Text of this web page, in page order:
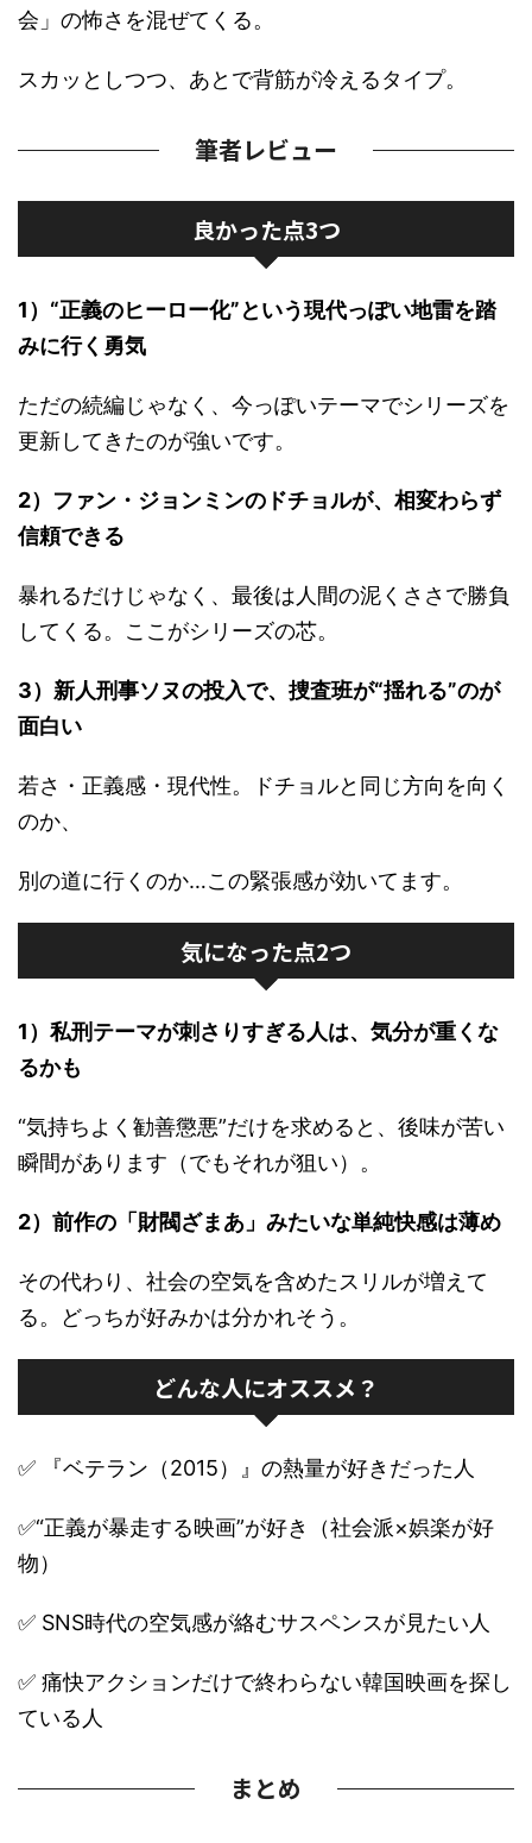
会」の怖さを混ぜてくる。
スカッとしつつ、あとで背筋が冷えるタイプ。
筆者レビュー
良かった点3つ
1）“正義のヒーロー化”という現代っぽい地雷を踏
みに行く勇気
ただの続編じゃなく、今っぽいテーマでシリーズを
更新してきたのが強いです。
2）ファン・ジョンミンのドチョルが、相変わらず
信頼できる
暴れるだけじゃなく、最後は人間の泥くささで勝負
してくる。ここがシリーズの芯。
3）新人刑事ソヌの投入で、捜査班が“揺れる”のが
面白い
若さ・正義感・現代性。ドチョルと同じ方向を向く
のか、
別の道に行くのか…この緊張感が効いてます。
気になった点2つ
1）私刑テーマが刺さりすぎる人は、気分が重くな
るかも
“気持ちよく勧善懲悪”だけを求めると、後味が苦い
瞬間があります（でもそれが狙い）。
2）前作の「財閥ざまあ」みたいな単純快感は薄め
その代わり、社会の空気を含めたスリルが増えて
る。どっちが好みかは分かれそう。
どんな人にオススメ？
✅ 『ベテラン（2015）』の熱量が好きだった人
✅“正義が暴走する映画”が好き（社会派×娯楽が好
物）
✅ SNS時代の空気感が絡むサスペンスが見たい人
✅ 痛快アクションだけで終わらない韓国映画を探し
ている人
まとめ